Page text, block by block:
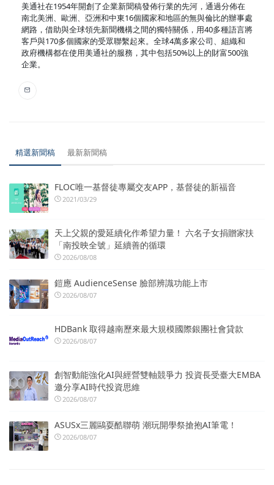
美通社在1954年開創了企業新聞稿發佈行業的先河，通過分佈在
南北美洲、歐洲、亞洲和中東16個國家和地區的無與倫比的辦事處
網路，借助與全球領先新聞機構之間的獨特關係，用40多種語言將
客戶與170多個國家的受眾聯繫起來。全球4萬多家公司、組織和
政府機構都在使用美通社的服務，其中包括50%以上的財富500強
企業。
精選新聞稿 最新新聞稿
FLOC唯一基督徒專屬交友APP，基督徒的新福音
2021/03/29
天上父親的愛延續化作希望力量！ 六名子女捐贈家扶
「南投映全號」延續善的循環
2026/08/08
鎧應 AudienceSense 臉部辨識功能上市
2026/08/07
HDBank 取得越南歷來最大規模國際銀團社會貸款
2026/08/07
創智動能強化AI與經營雙軸競爭力 投資長受臺大EMBA
邀分享AI時代投資思維
2026/08/07
ASUSx三麗鷗耍酷聯萌 潮玩開學祭搶抱AI筆電！
2026/08/07